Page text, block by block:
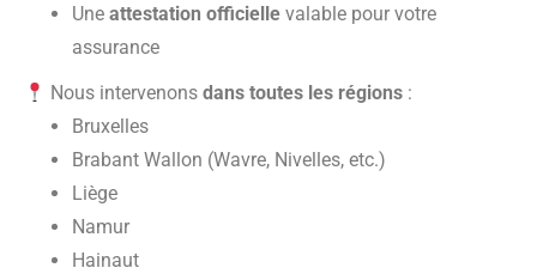
Une attestation officielle valable pour votre
assurance
Nous intervenonsdans toutes les régions :
Bruxelles
Brabant Wallon (Wavre, Nivelles, etc.)
Liège
Namur
Hainaut